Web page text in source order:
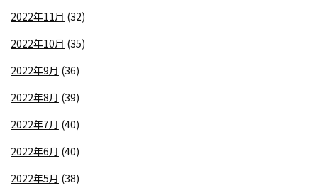
2022年11月 (32)
2022年10月 (35)
2022年9月 (36)
2022年8月 (39)
2022年7月 (40)
2022年6月 (40)
2022年5月 (38)